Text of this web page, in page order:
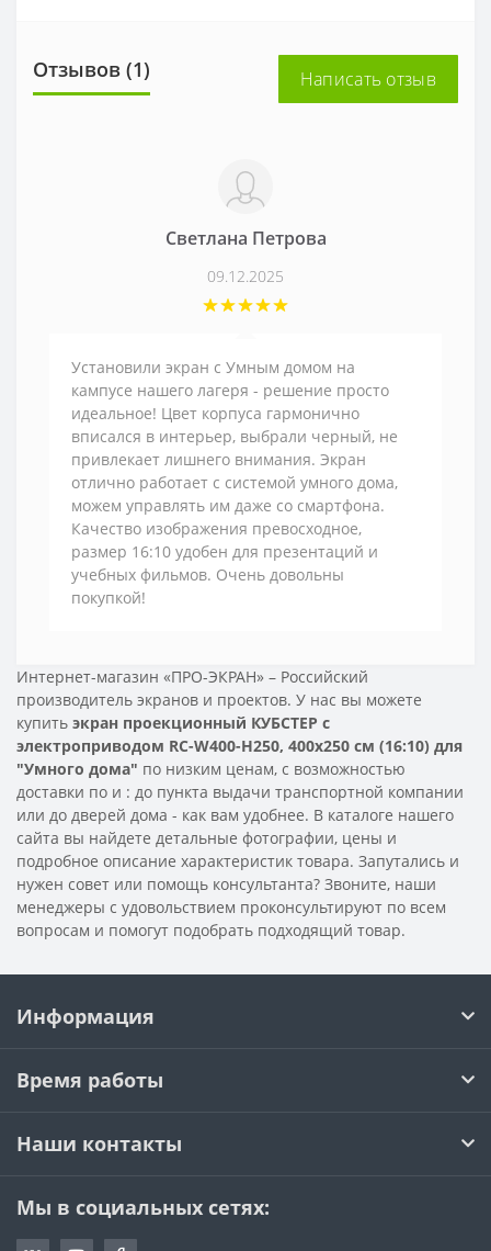
Отзывов (1) Написать отзыв
Светлана Петрова
09.12.2025
Установили экран с Умным домом на
кампусе нашего лагеря - решение просто
идеальное! Цвет корпуса гармонично
вписался в интерьер, выбрали черный, не
привлекает лишнего внимания. Экран
отлично работает с системой умного дома,
можем управлять им даже со смартфона.
Качество изображения превосходное,
размер 16:10 удобен для презентаций и
учебных фильмов. Очень довольны
покупкой!
Интернет-магазин «ПРО-ЭКРАН» – Российский
производитель экранов и проектов. У нас вы можете
купить экран проекционный КУБСТЕР с
электроприводом RC-W400-H250, 400х250 см (16:10) для
"Умного дома" по низким ценам, с возможностью
доставки по и : до пункта выдачи транспортной компании
или до дверей дома - как вам удобнее. В каталоге нашего
сайта вы найдете детальные фотографии, цены и
подробное описание характеристик товара. Запутались и
нужен совет или помощь консультанта? Звоните, наши
менеджеры с удовольствием проконсультируют по всем
вопросам и помогут подобрать подходящий товар.
Информация
Время работы
Наши контакты
Мы в социальных сетях: